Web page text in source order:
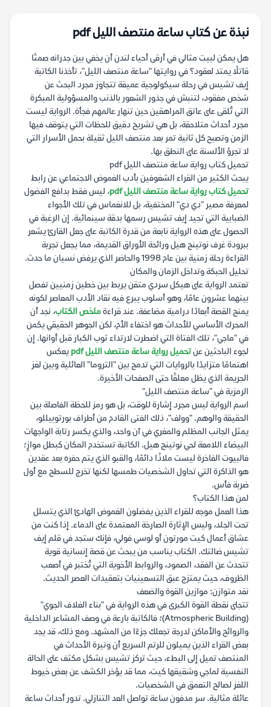
نبذة عن كتاب ساعة منتصف الليل pdf
هل يمكن لبيت مثالي في أرقى أحياء لندن أن يخفي بين جدرانه صمتًا
قاتلًا يمتد لعقود؟ في روايتها "ساعة منتصف الليل"، تأخذنا الكاتبة
إيف تشيس في رحلة سيكولوجية عميقة تتجاوز مجرد البحث عن
شخص مفقود، لتنبش في جذور الشعور بالذنب والمسؤولية المبكرة
التي تُلقى على عاتق المراهقين حين تنهار عالمهم فجأة. الرواية ليست
مجرد أحداث متلاحقة، بل هي تشريح دقيق للحظات التي يتوقف فيها
الزمن وتصبح كل ثانية تمر بعد منتصف الليل ثقيلة بحمل الأسرار التي
لا تجرؤ الألسنة على النطق بها.
تحميل كتاب رواية ساعة منتصف الليل pdf
يبحث الكثير من القراء الشغوفين بأدب الغموض الاجتماعي عن رابط
تحميل كتاب رواية ساعة منتصف الليل pdf
، ليس فقط بدافع الفضول
لمعرفة مصير "دي دي" المختفية، بل للانغماس في تلك الأجواء
الضبابية التي تجيد إيف تشيس رسمها بدقة سينمائية. إن الرغبة في
الحصول على هذه الرواية نابعة من قدرة الكاتبة على جعل القارئ يشعر
ببرودة غرف نوتينج هيل ورائحة الأوراق القديمة، مما يجعل تجربة
القراءة رحلة زمنية بين عام 1998 والحاضر الذي يرفض نسيان ما حدث.
تحليل الحبكة وتداخل الزمان والمكان
تعتمد الرواية على هيكل سردي متقن يربط بين خطين زمنيين تفصل
بينهما عشرون عامًا، وهو أسلوب يبرع فيه نقاد الأدب المعاصر لكونه
يمنح القصة أبعادًا درامية مضاعفة. عند قراءةملخص الكتاب، نجد أن
المحرك الأساسي للأحداث هو اختفاء الأم، لكن الجوهر الحقيقي يكمن
في "ماجي"، تلك الفتاة التي اضطرت لارتداء ثوب الكبار قبل أوانها. إن
لجوء الباحثين عنتحميل رواية ساعة منتصف الليل pdf
يعكس
اهتمامًا متزايدًا بالروايات التي تدمج بين "التروما" العائلية وبين لغز
الجريمة الذي يظل معلقًا حتى الصفحات الأخيرة.
الرمزية في "ساعة منتصف الليل"
اسم الرواية ليس مجرد إشارة للوقت، بل هو رمز للحظة الفاصلة بين
الحقيقة والوهم. "وولف"، ذلك الفتى القادم من أطراف بورتوبيللو،
يمثل الجانب المظلم والمغري في آن واحد، والذي يكسر رتابة الواجهات
البيضاء اللامعة لحي نوتينج هيل. الكاتبة تستخدم المكان كبطل موازٍ؛
فالبيوت الفاخرة ليست ملاذًا دائمًا، والقبو الذي يتم حفره بعد عقدين
هو الذاكرة التي تحاول الشخصيات طمسها لكنها تخرج للسطح مع أول
ضربة فأس.
لمن هذا الكتاب؟
هذا العمل موجه للقراء الذين يفضلون الغموض الهادئ الذي يتسلل
تحت الجلد، وليس الإثارة الصارخة المعتمدة على الدماء. إذا كنت من
عشاق أعمال كيت مورتون أو لوسي فولي، فإنك ستجد في قلم إيف
تشيس ضالتك. الكتاب يناسب من يبحث عن قصة إنسانية قوية
تتحدث عن الفقد، الصمود، والروابط الأخوية التي تُختبر في أصعب
الظروف، حيث يمتزج عبق التسعينيات بتعقيدات العصر الحديث.
نقد متوازن: موازين القوة والضعف
تتجلى نقطة القوة الكبرى في هذه الرواية في "بناء الغلاف الجوي"
(Atmospheric Building)؛ فالكاتبة بارعة في وصف المشاعر الداخلية
والروائح والأماكن لدرجة تجعلك جزءًا من المشهد. ومع ذلك، قد يجد
بعض القراء الذين يميلون للرتم السريع أن وتيرة الأحداث في
المنتصف تميل إلى البطء، حيث تركز تشيس بشكل مكثف على الحالة
النفسية لماجي وشقيقها كيت، مما قد يؤخر الكشف عن بعض خيوط
اللغز لصالح التعمق في الشخصيات.
عائلة مثالية. سر مدفون ساعة تواصل العد التنازلي. تدور أحداث ساعة